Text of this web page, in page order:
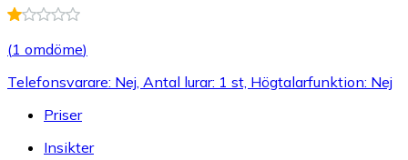
(1 omdöme)
Telefonsvarare: Nej, Antal lurar: 1 st, Högtalarfunktion: Nej
Priser
Insikter